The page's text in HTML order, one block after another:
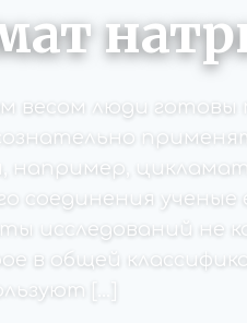
весом люди
например,
соединения
исследований не
в общей
[…]